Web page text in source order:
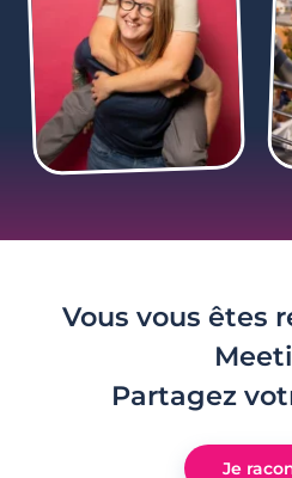
3 minutes
Bonne conduite pour
Vous vous êtes
Partagez
Je